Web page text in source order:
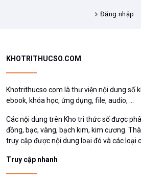
Đăng nhập
KHOTRITHUCSO.COM
Khotrithucso.com là thư viện nội dung số
ebook, khóa học, ứng dụng, file, audio, ...
Các nội dung trên Kho tri thức số được
đồng, bạc, vàng, bạch kim, kim cương.
truy cập được nội dung loại đó và các loại
Truy cập nhanh